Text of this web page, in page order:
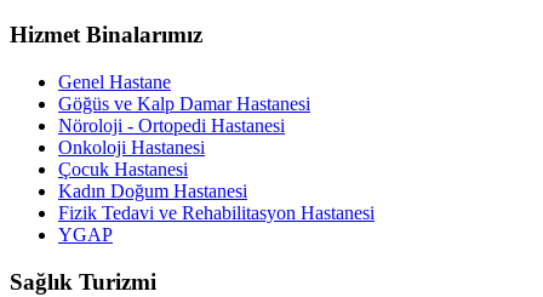
Hizmet Binalarımız
Genel Hastane
Göğüs ve Kalp Damar Hastanesi
Nöroloji - Ortopedi Hastanesi
Onkoloji Hastanesi
Çocuk Hastanesi
Kadın Doğum Hastanesi
Fizik Tedavi ve Rehabilitasyon Hastanesi
YGAP
Sağlık Turizmi